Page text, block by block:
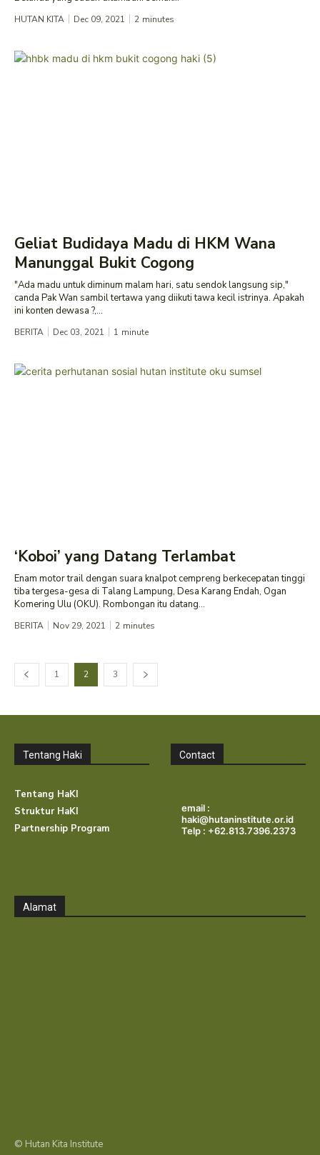
HUTAN KITA Dec 09, 2021 2 minutes
Geliat Budidaya Madu di HKM Wana
Manunggal Bukit Cogong
"Ada madu untuk diminum malam hari, satu sendok langsung sip,"
canda Pak Wan sambil tertawa yang diikuti tawa kecil istrinya. Apakah
ini konten dewasa ?,...
BERITA Dec 03, 2021 1 minute
‘Koboi’ yang Datang Terlambat
Enam motor trail dengan suara knalpot cempreng berkecepatan tinggi
tiba tergesa-gesa di Talang Lampung, Desa Karang Endah, Ogan
Komering Ulu (OKU). Rombongan itu datang...
BERITA Nov 29, 2021 2 minutes
1 2 3
Tentang Haki
Tentang HaKI
Struktur HaKI
Partnership Program
Contact
email :
haki@hutaninstitute.or.id
Telp : +62.813.7396.2373
Alamat
© Hutan Kita Institute